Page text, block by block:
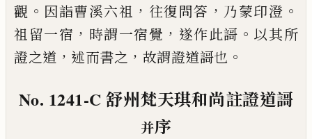
觀 。 因詣曹溪六祖 ， 往復問答 ， 乃蒙印澄 。
祖留一宿 ， 時謂一宿覺 ， 遂作此謌 。 以其所
證之道 ， 述而書之 ， 故謂證道謌也 。
No. 1241-C 舒州梵天琪和尚註證道謌
并序